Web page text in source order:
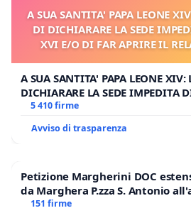
A SUA SANTITA' PAPA LEONE
DI DICHIARARE LA SEDE
XVI E/O DI FAR APRIRE IL
A SUA SANTITA' PAPA LEONE
DICHIARARE LA SEDE IMPEDITA
E/O DI FAR APRIRE IL RELATIVO
5 410 firme
Avviso di trasparenza
Petizione Margherini DOC
da Marghera P.zza S. Antonio
Polo tariffa a € 1,50
151 firme